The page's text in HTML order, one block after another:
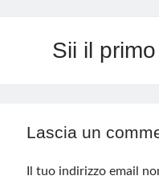
Sii il
Lascia un
Il tuo indirizzo email